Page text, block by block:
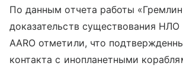
По данным отчета работы
доказательств существования НЛО
AARO отметили, что
контакта с инопланетными